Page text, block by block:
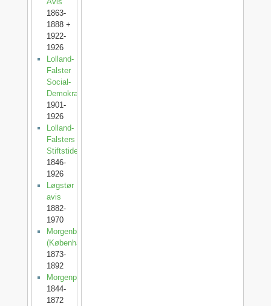
1863-
1888 +
1922-
1926
Lolland-
Falster
Social-
Demokrat
1901-
1926
Lolland-
Falsters
Stiftstidende
1846-
1926
Løgstør
avis
1882-
1970
Morgenbladet
(København)
1873-
1892
Morgenposten
1844-
1872